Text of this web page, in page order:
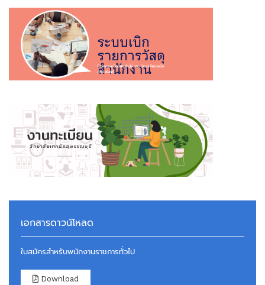
เอกสารดาวน์โหลด
ใบสมัครสำหรับพนักงานราชการทั่วไป
Download